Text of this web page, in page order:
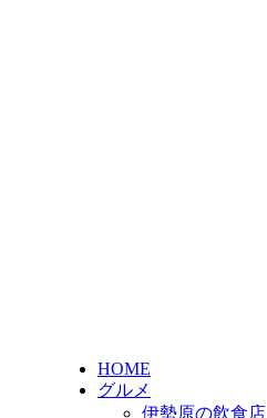
HOME
グルメ
伊勢原の飲食店